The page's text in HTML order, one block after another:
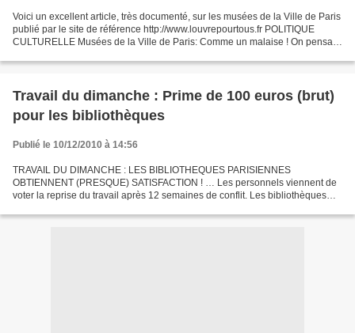
Voici un excellent article, très documenté, sur les musées de la Ville de Paris
publié par le site de référence http://www.louvrepourtous.fr POLITIQUE
CULTURELLE Musées de la Ville de Paris: Comme un malaise ! On pensait
Travail du dimanche : Prime de 100 euros (brut)
pour les bibliothèques
Publié le 10/12/2010 à 14:56
TRAVAIL DU DIMANCHE : LES BIBLIOTHEQUES PARISIENNES
OBTIENNENT (PRESQUE) SATISFACTION ! … Les personnels viennent de
voter la reprise du travail après 12 semaines de conflit. Les bibliothèques